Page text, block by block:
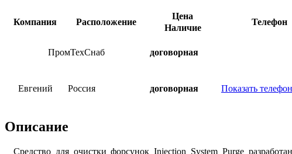
Компания Расположение
Цена
Наличие
Телефон
ПромТехСнаб договорная
Евгений Россия договорная Показать телефон
Описание
Средство для очистки форсунок Injection System Purge